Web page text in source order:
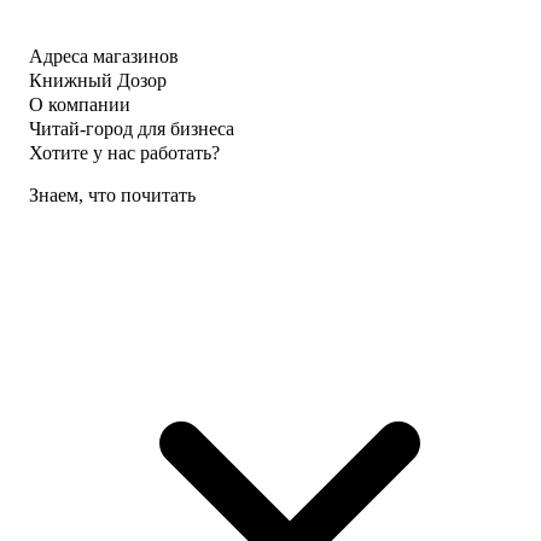
Адреса магазинов
Книжный Дозор
О компании
Читай-город для бизнеса
Хотите у нас работать?
Знаем, что почитать